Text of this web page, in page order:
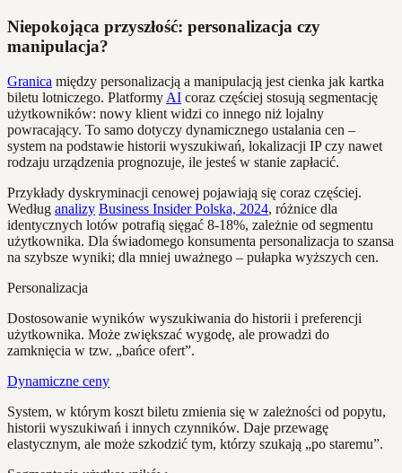
Niepokojąca przyszłość: personalizacja czy
manipulacja?
Granica między personalizacją a manipulacją jest cienka jak kartka
biletu lotniczego. Platformy AI coraz częściej stosują segmentację
użytkowników: nowy klient widzi co innego niż lojalny
powracający. To samo dotyczy dynamicznego ustalania cen –
system na podstawie historii wyszukiwań, lokalizacji IP czy nawet
rodzaju urządzenia prognozuje, ile jesteś w stanie zapłacić.
Przykłady dyskryminacji cenowej pojawiają się coraz częściej.
Według analizy Business Insider Polska, 2024, różnice dla
identycznych lotów potrafią sięgać 8-18%, zależnie od segmentu
użytkownika. Dla świadomego konsumenta personalizacja to szansa
na szybsze wyniki; dla mniej uważnego – pułapka wyższych cen.
Personalizacja
Dostosowanie wyników wyszukiwania do historii i preferencji
użytkownika. Może zwiększać wygodę, ale prowadzi do
zamknięcia w tzw. „bańce ofert”.
Dynamiczne ceny
System, w którym koszt biletu zmienia się w zależności od popytu,
historii wyszukiwań i innych czynników. Daje przewagę
elastycznym, ale może szkodzić tym, którzy szukają „po staremu”.